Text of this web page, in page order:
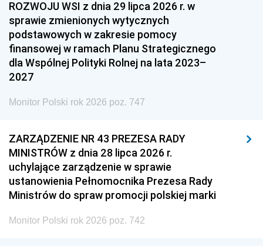
ROZWOJU WSI z dnia 29 lipca 2026 r. w
sprawie zmienionych wytycznych
podstawowych w zakresie pomocy
finansowej w ramach Planu Strategicznego
dla Wspólnej Polityki Rolnej na lata 2023–
2027
Monitor Polski rok 2026 poz. 747
ZARZĄDZENIE NR 43 PREZESA RADY
MINISTRÓW z dnia 28 lipca 2026 r.
uchylające zarządzenie w sprawie
ustanowienia Pełnomocnika Prezesa Rady
Ministrów do spraw promocji polskiej marki
Monitor Polski rok 2026 poz. 742